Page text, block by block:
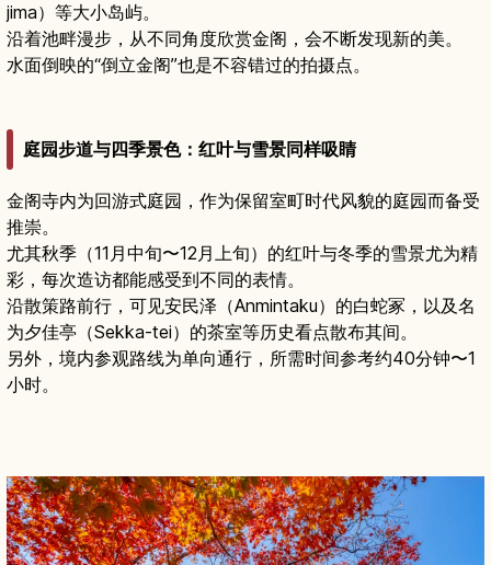
jima）等大小岛屿。
沿着池畔漫步，从不同角度欣赏金阁，会不断发现新的美。
水面倒映的“倒立金阁”也是不容错过的拍摄点。
庭园步道与四季景色：红叶与雪景同样吸睛
金阁寺内为回游式庭园，作为保留室町时代风貌的庭园而备受
推崇。
尤其秋季（11月中旬〜12月上旬）的红叶与冬季的雪景尤为精
彩，每次造访都能感受到不同的表情。
沿散策路前行，可见安民泽（Anmintaku）的白蛇冢，以及名
为夕佳亭（Sekka-tei）的茶室等历史看点散布其间。
另外，境内参观路线为单向通行，所需时间参考约40分钟〜1
小时。